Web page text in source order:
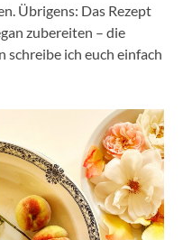
Übrigens: Das Rezept
zubereiten – die
schreibe ich euch einfach